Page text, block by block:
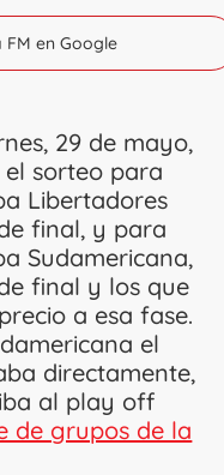
en Google
29 de mayo,
sorteo para
Libertadores
final, y para
Sudamericana,
final y los que
a esa fase.
el
directamente,
al play off
de grupos de la